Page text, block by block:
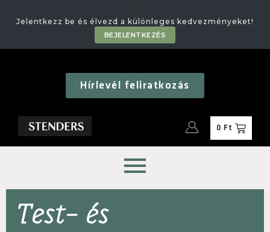
Jelentkezz be és élvezd a különleges kedvezményeket!
BEJELENTKEZÉS
Hírlevél feliratkozás
0 Ft
Test- és